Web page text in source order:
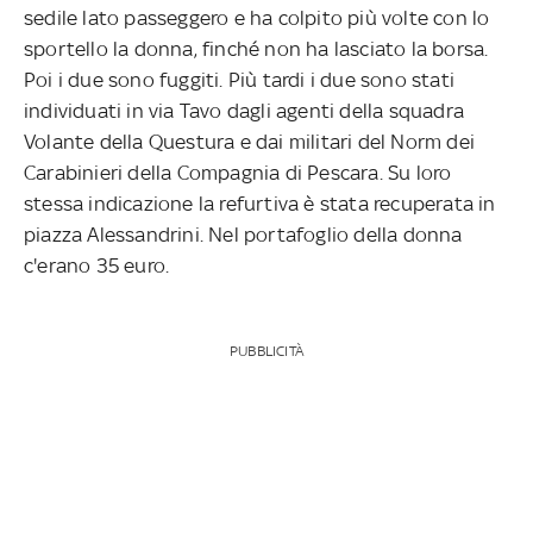
sedile lato passeggero e ha colpito più volte con lo
sportello la donna, finché non ha lasciato la borsa.
Poi i due sono fuggiti. Più tardi i due sono stati
individuati in via Tavo dagli agenti della squadra
Volante della Questura e dai militari del Norm dei
Carabinieri della Compagnia di Pescara. Su loro
stessa indicazione la refurtiva è stata recuperata in
piazza Alessandrini. Nel portafoglio della donna
c'erano 35 euro.
PUBBLICITÀ